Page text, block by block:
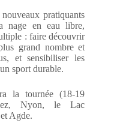
pratiquants
nage en eau libre,
: faire découvrir
grand nombre et
et sensibiliser les
sport durable.
la tournée (18-19
Nyon, le Lac
Agde.